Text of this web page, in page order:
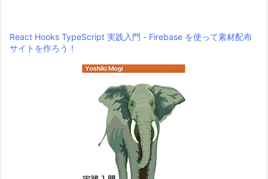
React Hooks TypeScript 実践入門 - Firebase を使って素材配布
サイトを作ろう！